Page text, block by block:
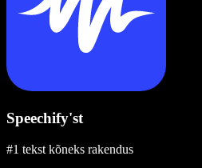
Speechify'st
#1 tekst kõneks rakendus